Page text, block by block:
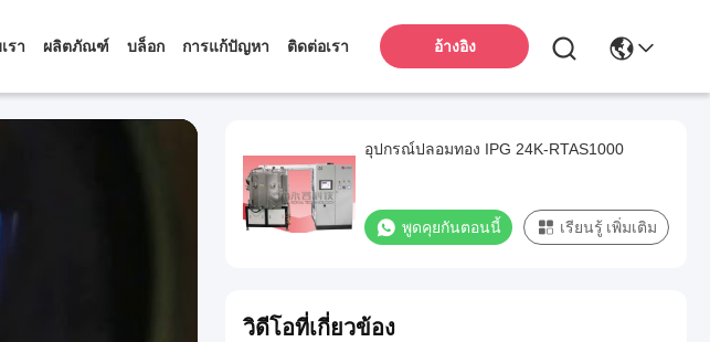
รา ผลิตภัณฑ์ บล็อก การแก้ปัญหา ติดต่อเรา อ้างอิง
อุปกรณ์ปลอมทอง IPG 24K-RTAS1000
พูดคุยกันตอนนี้ เรียนรู้ เพิ่มเติม
วิดีโอที่เกี่ยวข้อง